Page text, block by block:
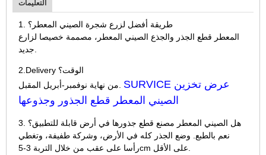
التعليمات
1. طريقة أفضل لزرع شجرة الصيني المعطر؟
المعطر قطع الجذر والجذع الصيني المعطر، مصممة خصيصا لزارع
2.Delivery الوقت؟
SURVICE عرض تخزين
الصيني المعطر قطع الجذور وجذوعها
3. هل الصيني المعطر مصنع قطع جذورها في أرض قابلة للتطبيق؟
نعم بالطبع. وضع الجذر كله في الأرض، وشركة طفيفة، وتغطي